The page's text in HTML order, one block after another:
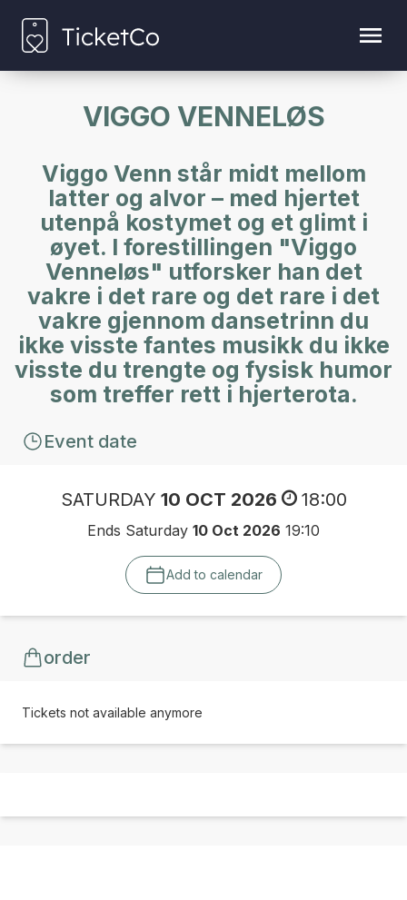
VIGGO VENNELØS
Viggo Venn står midt mellom
latter og alvor – med hjertet
utenpå kostymet og et glimt i
øyet. I forestillingen "Viggo
Venneløs" utforsker han det
vakre i det rare og det rare i det
vakre gjennom dansetrinn du
ikke visste fantes musikk du ikke
visste du trengte og fysisk humor
som treffer rett i hjerterota.
Event date
SATURDAY 10 OCT 2026 18:00
Ends Saturday 10 Oct 2026 19:10
Add to calendar
order
Tickets not available anymore